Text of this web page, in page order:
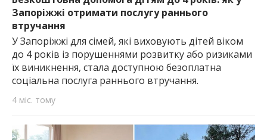
Запоріжжі отримати послугу раннього
втручання
У Запоріжжі для сімей, які виховують дітей віком
до 4 років із порушеннями розвитку або ризиками
їх виникнення, стала доступною безоплатна
соціальна послуга раннього втручання.
4 міс. тому